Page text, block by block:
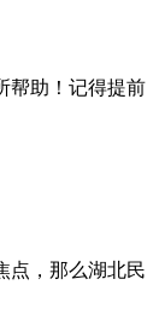
帮助！记得提前
点，那么湖北民